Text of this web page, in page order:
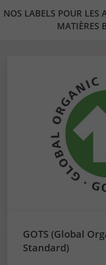
NOS LABELS POUR LES
MATIÈRES
GOTS (Global
Standard)